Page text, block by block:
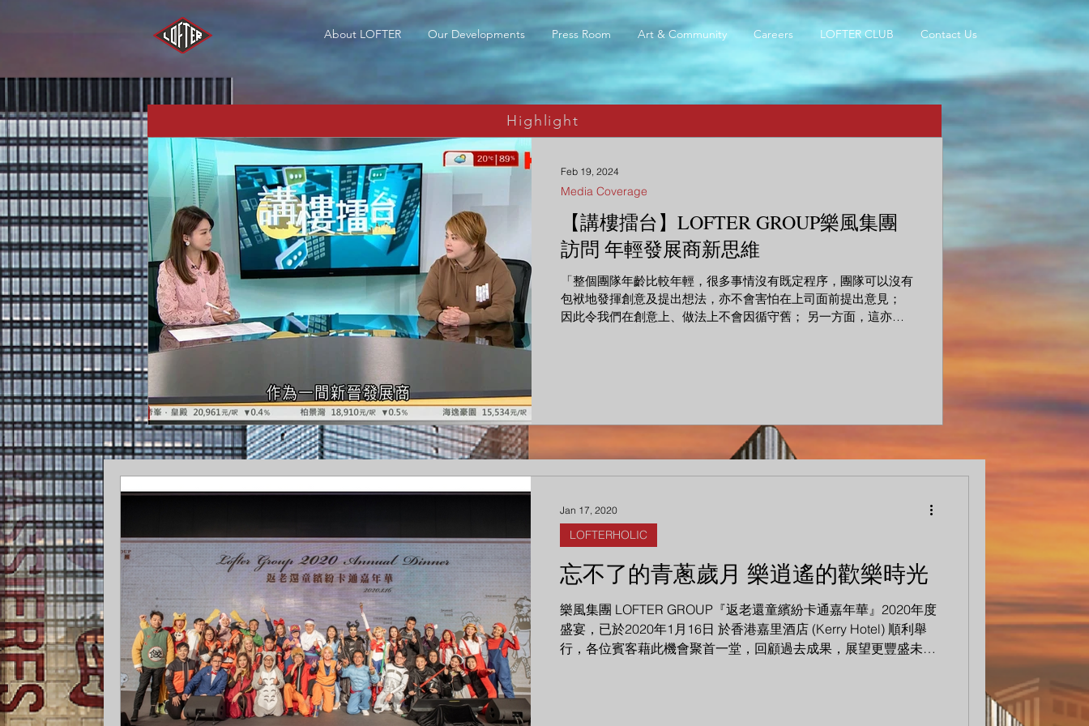
About LOFTER Our Developments Press Room Art & Community Careers LOFTER CLUB Contact Us
【講樓擂台】LOFTER GROUP樂風集團
訪問 年輕發展商新思維
「整個團隊年齡比較年輕，很多事情沒有既定程序，團隊可以沒有
包袱地發揮創意及提出想法，亦不會害怕在上司面前提出意見；
因此令我們在創意上、做法上不會因循守舊； 另一方面，這亦是
Media Coverage
Feb 19, 2024
Highlight
忘不了的青蔥歲月 樂逍遙的歡樂時光
樂風集團 LOFTER GROUP『返老還童繽紛卡通嘉年華』2020年度
盛宴，已於2020年1月16日 於香港嘉里酒店 (Kerry Hotel) 順利舉
行，各位賓客藉此機會聚首一堂，回顧過去成果，展望更豐盛未
LOFTERHOLIC
Jan 17, 2020